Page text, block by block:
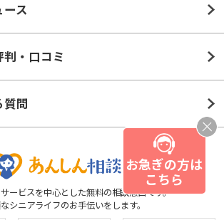
ス
・口コミ
質問
ービスを中心とした無料の相談窓口です。
シニアライフのお手伝いをします。
お急ぎの方は
こちら